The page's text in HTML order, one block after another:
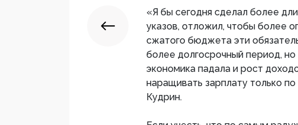
«Я бы сегодня сделал более
указов, отложил, чтобы более
сжатого бюджета эти
более долгосрочный период, но
экономика падала и рост
наращивать зарплату только
Кудрин.